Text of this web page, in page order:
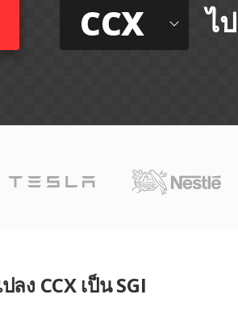
CCX ไ
ลง CCX เป็น SGI